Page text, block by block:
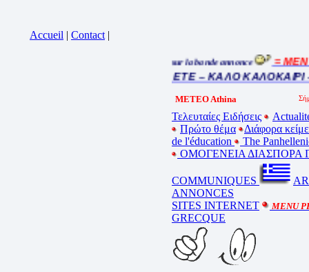
Accueil | Contact |
Cliquez sur la bande annonce
= MENU
BEL ETE – ΚΑΛΟ ΚΑΛΟΚΑΙΡΙ –
METEO Athina
Τελευταίες Ειδήσεις
Πρώτο θέμα
Διάφορα
de l'éducation
The
ΟΜΟΓΕΝΕΙΑ ΔΙΑΣΠΟΡΑ
COMMUNIQUES
ANNONCES
SITES INTERNET
MENU
GRECQUE